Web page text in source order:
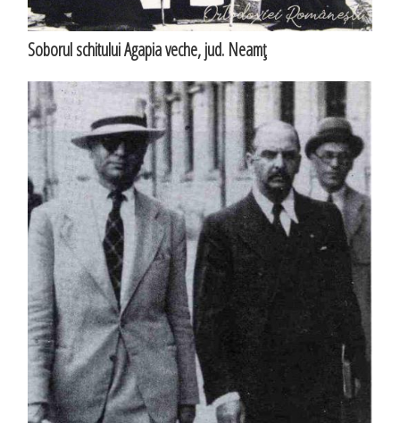
Soborul schitului Agapia veche, jud. Neamţ